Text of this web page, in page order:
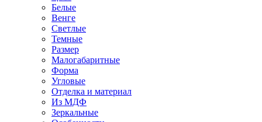
Белые
Венге
Светлые
Темные
Размер
Малогабаритные
Форма
Угловые
Отделка и материал
Из МДФ
Зеркальные